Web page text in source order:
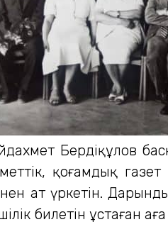
Бердіқұлов
қоғамдық
ат үркетін.
билетін ұстаған